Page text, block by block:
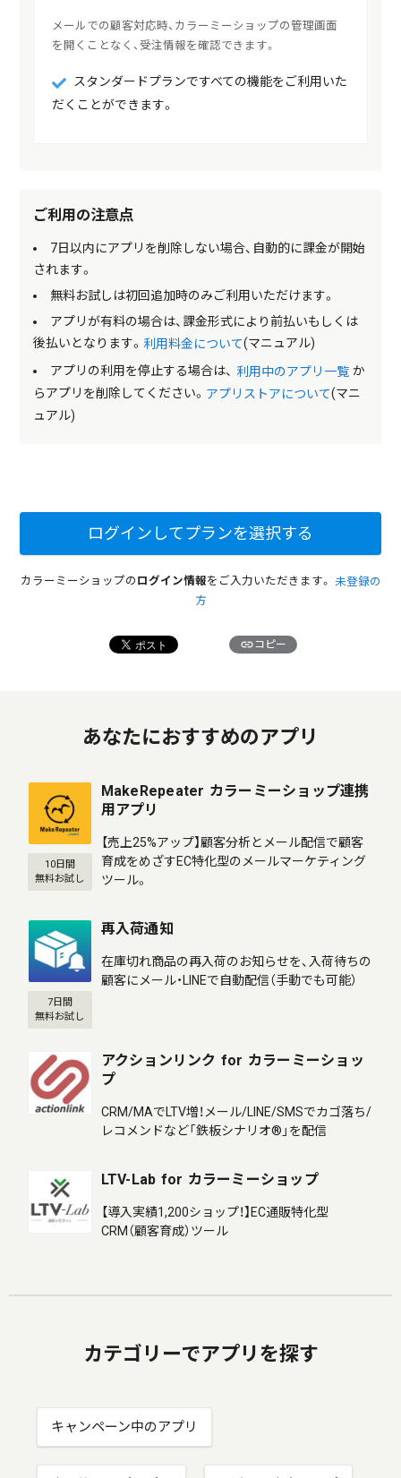
メールでの顧客対応時、カラーミーショップの管理画面
を開くことなく、受注情報を確認できます。
スタンダードプランですべての機能をご利用いた
だくことができます。
ご利用の注意点
7日以内にアプリを削除しない場合、自動的に課金が開始
されます。
無料お試しは初回追加時のみご利用いただけます。
アプリが有料の場合は、課金形式により前払いもしくは
後払いとなります。 利用料金について(マニュアル)
アプリの利用を停止する場合は、 利用中のアプリ一覧か
らアプリを削除してください。 アプリストアについて(マニ
ュアル)
ログインしてプランを選択する
カラーミーショップの ログイン情報をご入力いただきます。 未登録の
方
linkコピー
あなたにおすすめのアプリ
10日間
無料お試し
MakeRepeater カラーミーショップ連携
用アプリ
【売上25%アップ】顧客分析とメール配信で顧客
育成をめざすEC特化型のメールマーケティング
ツール。
7日間
無料お試し
再入荷通知
在庫切れ商品の再入荷のお知らせを、入荷待ちの
顧客にメール・LINEで自動配信（手動でも可能）
アクションリンク for カラーミーショッ
プ
CRM/MAでLTV増！メール/LINE/SMSでカゴ落ち/
レコメンドなど「鉄板シナリオ®」を配信
LTV-Lab for カラーミーショップ
【導入実績1,200ショップ！】EC通販特化型
CRM（顧客育成）ツール
カテゴリーでアプリを探す
キャンペーン中のアプリ